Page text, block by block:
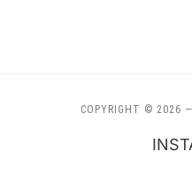
COPYRIGHT © 2026